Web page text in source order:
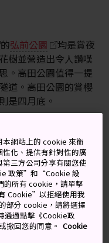
的弘前公園
均是賞夜
樹並營造出令人讚嘆
。高田公園值得一提
道。高田公園的賞櫻
是四月底。
網站上的 cookie 來衡
化、提供有針對性的廣
三方公司分享有關您使
政策”和“Cookie 設
的所有 cookie，請單擊
Cookie”以拒絕使用我
部分 cookie，請將選擇
通過點擊《Cookie政
回您的同意。 Cookie